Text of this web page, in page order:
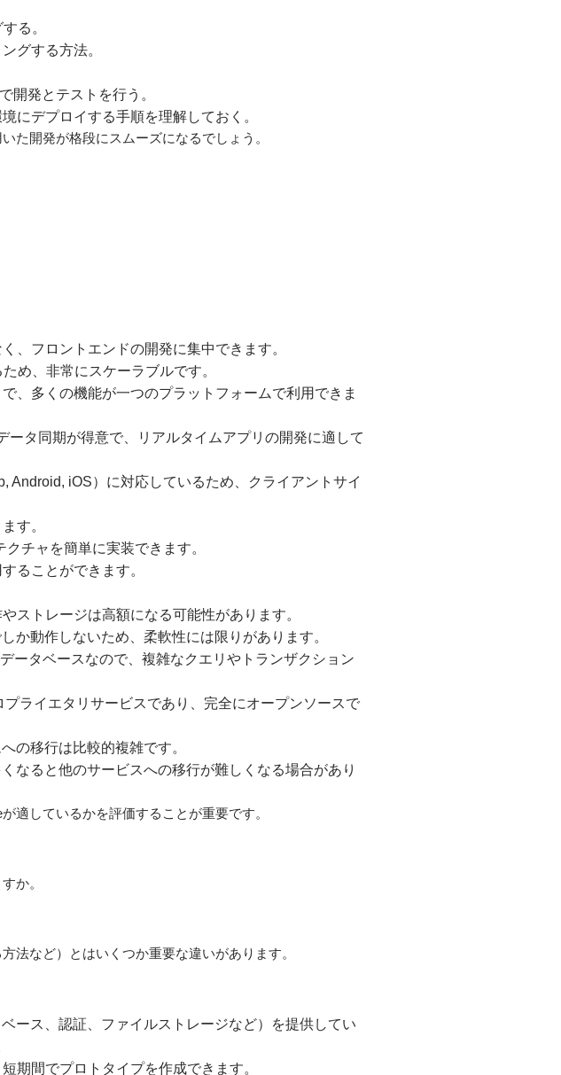
る。
グする方法。
開発とテストを行う。
にデプロイする手順を理解しておく。
た開発が格段にスムーズになるでしょう。
、フロントエンドの開発に集中できます。
め、非常にスケーラブルです。
、多くの機能が一つのプラットフォームで利用できま
タ同期が得意で、リアルタイムアプリの開発に適して
Android, iOS）に対応しているため、クライアントサイ
す。
チャを簡単に実装できます。
ることができます。
ストレージは高額になる可能性があります。
か動作しないため、柔軟性には限りがあります。
ータベースなので、複雑なクエリやトランザクション
ライエタリサービスであり、完全にオープンソースで
の移行は比較的複雑です。
なると他のサービスへの移行が難しくなる場合があり
適しているかを評価することが重要です。
か。
法など）とはいくつか重要な違いがあります。
ース、認証、ファイルストレージなど）を提供してい
期間でプロトタイプを作成できます。